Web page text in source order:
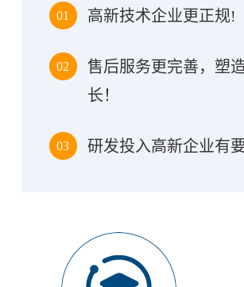
01 高新技术企业更正规!
02
售后服务更完善，塑
长！
03 研发投入高新企业有